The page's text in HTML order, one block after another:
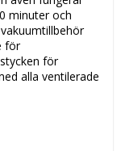
minuter och
för
för
alla ventilerade